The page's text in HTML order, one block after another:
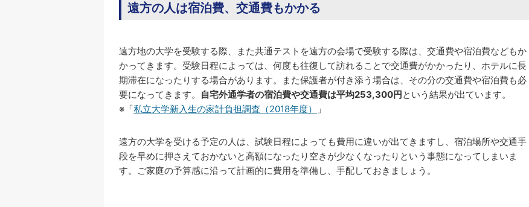
遠方の人は宿泊費、交通費もかかる
遠方地の大学を受験する際、また共通テストを遠方の会場で受験する際は、交通費や宿泊費などもか
かってきます。受験日程によっては、何度も往復して訪れることで交通費がかかったり、ホテルに長
期滞在になったりする場合があります。また保護者が付き添う場合は、その分の交通費や宿泊費も必
要になってきます。
自宅外通学者の宿泊費や交通費は平均253,300円という結果が出ています。
※「私立大学新入生の家計負担調査（2018年度） 」
遠方の大学を受ける予定の人は、試験日程によっても費用に違いが出てきますし、宿泊場所や交通手
段を早めに押さえておかないと高額になったり空きが少なくなったりという事態になってしまいま
す。ご家庭の予算感に沿って計画的に費用を準備し、手配しておきましょう。